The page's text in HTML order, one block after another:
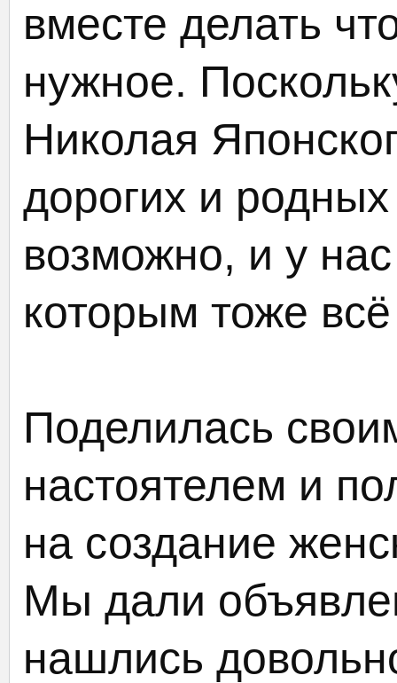
вместе делать
нужное.
Николая
дорогих и
возможно, и у
которым тоже
Поделилась
настоятелем и
на создание
Мы дали
нашлись